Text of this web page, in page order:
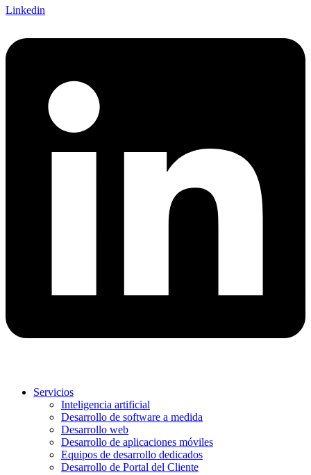
Linkedin
Servicios
Inteligencia artificial
Desarrollo de software a medida
Desarrollo web
Desarrollo de aplicaciones móviles
Equipos de desarrollo dedicados
Desarrollo de Portal del Cliente